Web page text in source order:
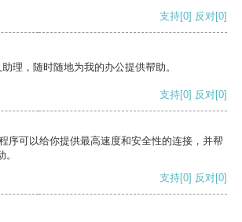
支持[0] 反对[0]
理，随时随地为我的办公提供帮助。
支持[0] 反对[0]
序可以给你提供最高速度和安全性的连接，并帮
支持[0] 反对[0]